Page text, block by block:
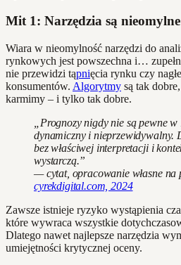
Mit 1: Narzędzia są nieomylne
Wiara w nieomylność narzędzi do
rynkowych jest powszechna i…
nie przewidzi tąpnięcia rynku czy
konsumentów. Algorytmy są tak
karmimy – i tylko tak dobre.
„Prognozy nigdy nie są pewne
dynamiczny i nieprzewidywalny.
bez właściwej interpretacji i
wystarczą.”
— cytat, opracowanie własne na
cyrekdigital.com, 2024
Zawsze istnieje ryzyko wystąpienia
które wywraca wszystkie
Dlatego nawet najlepsze narzędzia
umiejętności krytycznej oceny.